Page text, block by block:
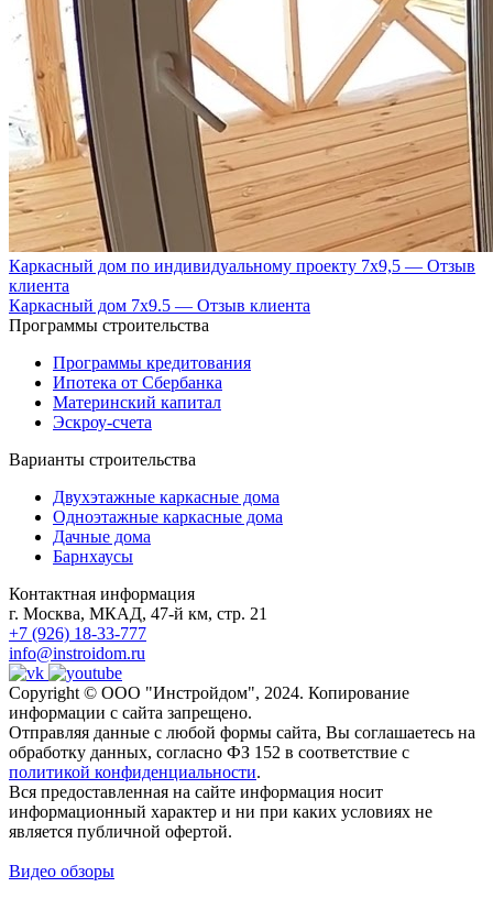
Каркасный дом по индивидуальному проекту 7х9,5 — Отзыв
клиента
Каркасный дом 7х9.5 — Отзыв клиента
Программы строительства
Программы кредитования
Ипотека от Сбербанка
Материнский капитал
Эскроу-счета
Варианты строительства
Двухэтажные каркасные дома
Одноэтажные каркасные дома
Дачные дома
Барнхаусы
Контактная информация
г. Москва, МКАД, 47-й км, стр. 21
+7 (926) 18-33-777
info@instroidom.ru
Copyright © ООО "Инстройдом", 2024. Копирование
информации с сайта запрещено.
Отправляя данные с любой формы сайта, Вы соглашаетесь на
обработку данных, согласно ФЗ 152 в соответствие с
политикой конфиденциальности.
Вся предоставленная на сайте информация носит
информационный характер и ни при каких условиях не
является публичной офертой.
Видео обзоры